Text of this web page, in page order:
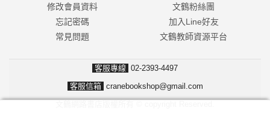
修改會員資料
忘記密碼
常見問題
文鶴粉絲團
加入Line好友
文鶴教師資源平台
客服專線 02-2393-4497
客服信箱 cranebookshop@gmail.com